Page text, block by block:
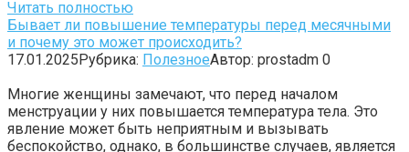
Читать полностью
Бывает ли повышение температуры перед месячными
и почему это может происходить?
17.01.2025Рубрика: ПолезноеАвтор: prostadm 0
Многие женщины замечают, что перед началом
менструации у них повышается температура тела. Это
явление может быть неприятным и вызывать
беспокойство, однако, в большинстве случаев, является